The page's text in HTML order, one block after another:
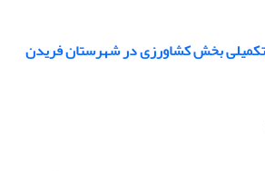
بخش کشاورزی در شهرستان فریدن